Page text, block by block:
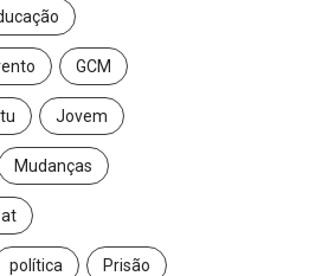
GCM
Jovem
Mudanças
política Prisão